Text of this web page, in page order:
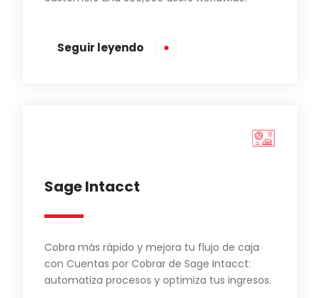
Seguir leyendo
Sage Intacct
Cobra más rápido y mejora tu flujo de caja
con Cuentas por Cobrar de Sage Intacct:
automatiza procesos y optimiza tus ingresos.